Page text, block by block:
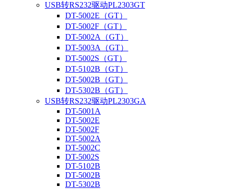
USB转RS232驱动PL2303GT
DT-5002E（GT）
DT-5002F（GT）
DT-5002A（GT）
DT-5003A（GT）
DT-5002S（GT）
DT-5102B（GT）
DT-5002B（GT）
DT-5302B（GT）
USB转RS232驱动PL2303GA
DT-5001A
DT-5002E
DT-5002F
DT-5002A
DT-5002C
DT-5002S
DT-5102B
DT-5002B
DT-5302B